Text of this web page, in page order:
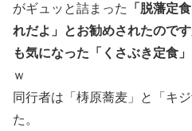
がギュッと詰まった
「脱藩定
れだよ」とお勧めされたので
も気になった「くさぶき定食」
ｗ
同行者は「梼原蕎麦」と「キ
た。